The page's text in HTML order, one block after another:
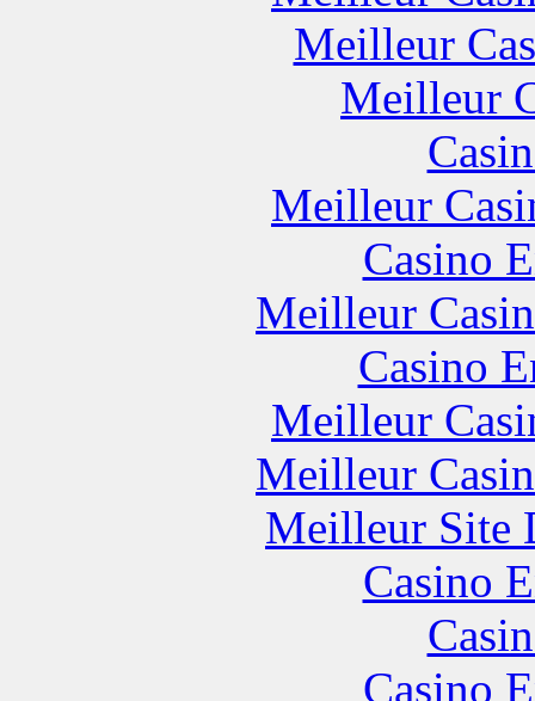
Meilleur
Meilleur
Meilleur
Casino
Meilleur
Casino
Meilleur
Meilleur
Meilleur Site
Casino
Casino